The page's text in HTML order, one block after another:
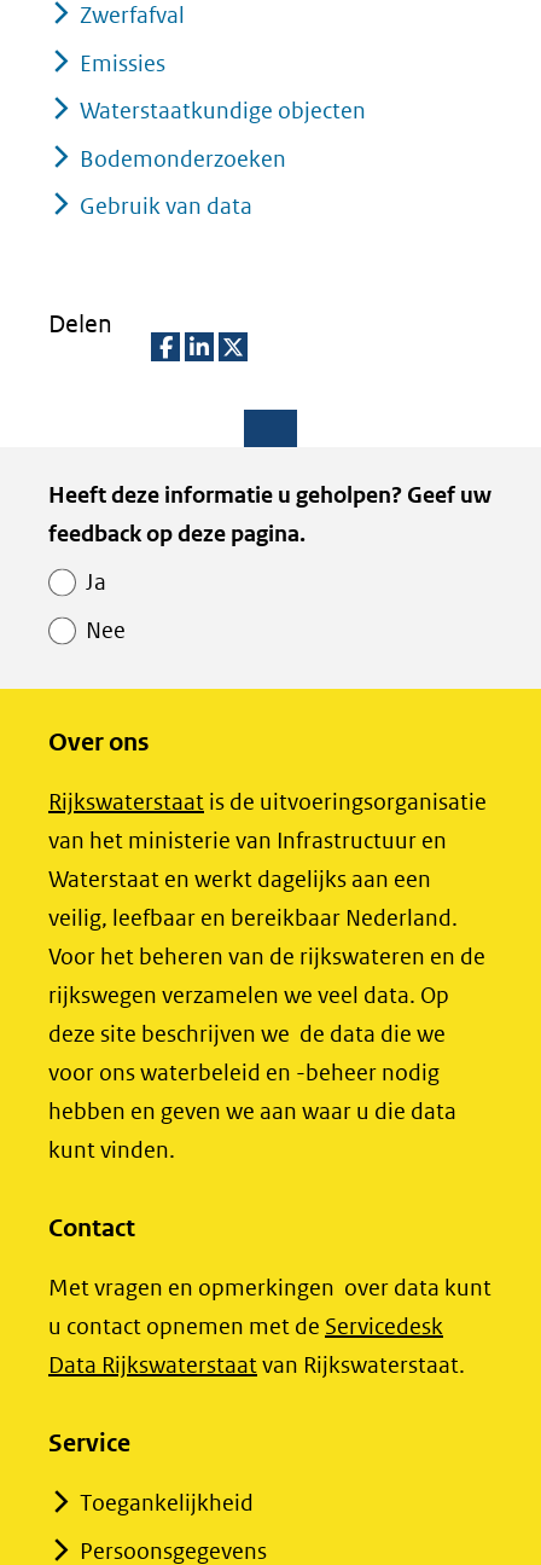
Zwerfafval
Emissies
Waterstaatkundige objecten
Bodemonderzoeken
Gebruik van data
Delen
e
n
b
(opent
in
nieuw
venster)
(verwijst
naar
een
e
n
e
(opent
in
nieuw
venster)
(verwijst
naar
e
n
venster)
een
andere
website)
Paginawaardering
Heeft deze informatie u geholpen? Geef uw
feedback op deze pagina.
Ja
Nee
Over ons
Rijkswaterstaat (opent
in
nieuw
venster)
(verwijst
naar
een
andere
website)
is de uitvoeringsorganisatie
van het ministerie van Infrastructuur en
Waterstaat en werkt dagelijks aan een
veilig, leefbaar en bereikbaar Nederland.
Voor het beheren van de rijkswateren en de
rijkswegen verzamelen we veel data. Op
deze site beschrijven we de data die we
voor ons waterbeleid en -beheer nodig
hebben en geven we aan waar u die data
kunt vinden.
Contact
Met vragen en opmerkingen over data kunt
u contact opnemen met de Servicedesk
Data Rijkswaterstaat(opent
naar
van Rijkswaterstaat.
Service
Toegankelijkheid
Persoonsgegevens